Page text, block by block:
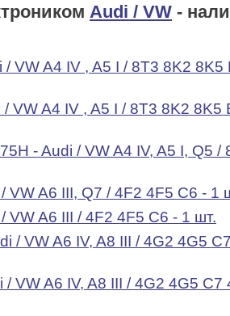
Audi / VW -
VW A4 IV , A5 I / 8T3 8K2 8K5
VW A4 IV , A5 I / 8T3 8K2 8K5
- Audi / VW A4 IV, A5 I, Q5 /
VW A6 III, Q7 / 4F2 4F5 C6 - 1
VW A6 III / 4F2 4F5 C6 - 1 шт.
/ VW A6 IV, A8 III / 4G2 4G5
VW A6 IV, A8 III / 4G2 4G5 C7